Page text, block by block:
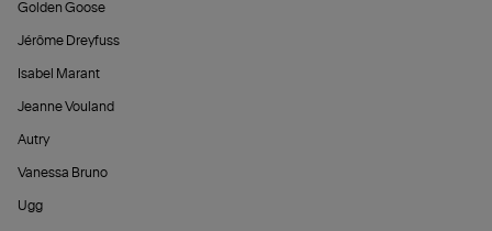
Golden Goose
Jérôme Dreyfuss
Isabel Marant
Jeanne Vouland
Autry
Vanessa Bruno
Ugg